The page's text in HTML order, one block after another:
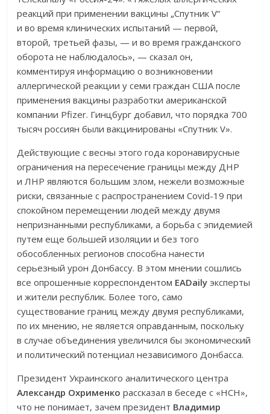
реакций при применении вакцины „Спутник V“
и во время клинических испытаний — первой,
второй, третьей фазы, — и во время гражданского
оборота не наблюдалось», — сказал он,
комментируя информацию о возникновении
аллергической реакции у семи граждан США после
применения вакцины разработки американской
компании Pfizer. Гинцбург добавил, что порядка 700
тысяч россиян были вакцинированы «Спутник V».
Действующие с весны этого года коронавирусные
ограничения на пересечение границы между ДНР
и ЛНР являются большим злом, нежели возможные
риски, связанные с распространением Covid-19 при
спокойном перемещении людей между двумя
непризнанными республиками, а борьба с эпидемией
путем еще большей изоляции и без того
обособленных регионов способна нанести
серьезный урон Донбассу. В этом мнении сошлись
все опрошенные корреспондентом EADaily эксперты
и жители республик. Более того, само
существование границ между двумя республиками,
по их мнению, не является оправданным, поскольку
в случае объединения увеличился бы экономический
и политический потенциал независимого Донбасса.
Президент Украинского аналитического центра
Александр Охрименко рассказал в беседе с «НСН»,
что не понимает, зачем президент Владимир